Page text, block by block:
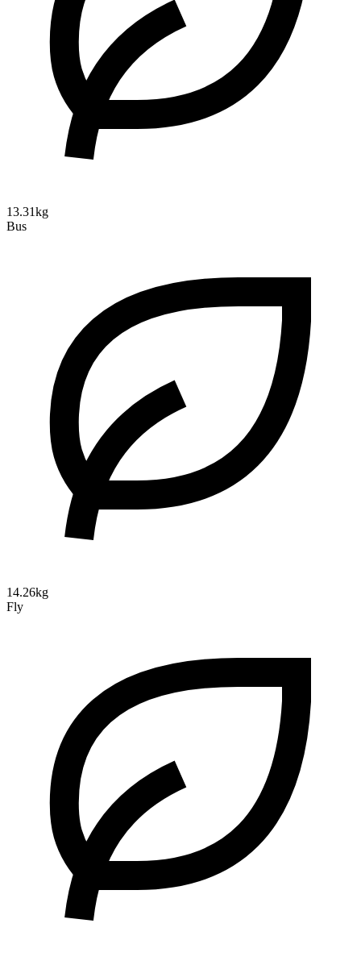
13.31kg
Bus
14.26kg
Fly